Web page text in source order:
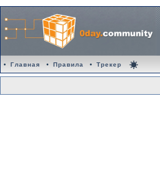
• Главная • Правила • Трекер